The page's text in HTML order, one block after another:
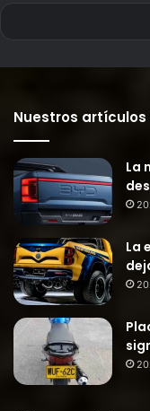
Nuestros
La
La